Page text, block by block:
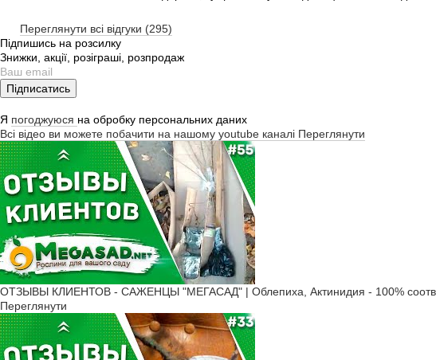
Переглянути всі відгуки (295)
Підпишись на розсилку
Знижки, акції, розіграші, розпродаж
Підписатись
Я погоджуюся на обробку персональних даних
Всі відео ви можете побачити на нашому youtube каналі Переглянути
ОТЗЫВЫ КЛИЕНТОВ - САЖЕНЦЫ "МЕГАСАД" | Облепиха, Актинидия - 100%
Переглянути